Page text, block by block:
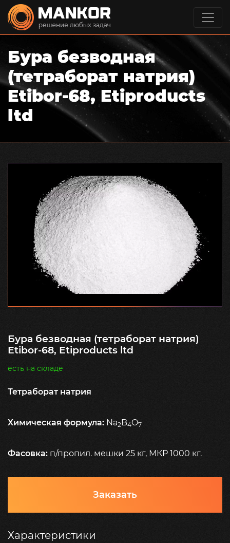
Бура безводная
(тетраборат натрия)
Etibor-68, Etiproducts
ltd
Бура безводная (тетраборат натрия)
Etibor-68, Etiproducts ltd
есть на складе
Тетраборат натрия
Химическая формула: Na2B4O7
Фасовка: п/пропил. мешки 25 кг, МКР 1000 кг.
Заказать
Характеристики